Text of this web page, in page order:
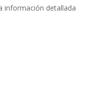
información detallada